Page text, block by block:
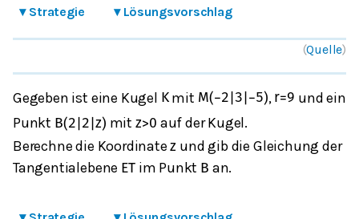
▾ Strategie ▾ Lösungsvorschlag
(Quelle)
Gegeben ist eine Kugel Kmit M(−2 3 −5), r=9 und ein
Punkt B(2 2 z) mit z>0 auf der Kugel.
Berechne die Koordinatez und gib die Gleichung der
Tangentialebene ETim Punkt B an.